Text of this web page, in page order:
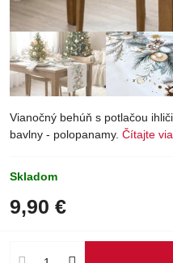
Vianočný behúň s potlačou
bavlny - polopanamy. Čítajte
Skladom
9,90 €